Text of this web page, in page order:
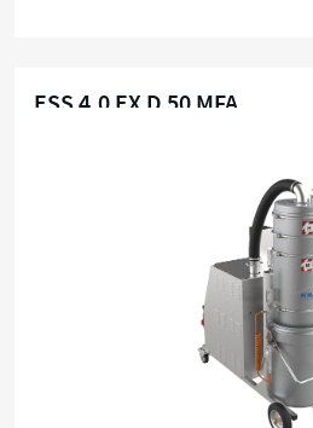
ESS 4,0 EX D 50 MFA